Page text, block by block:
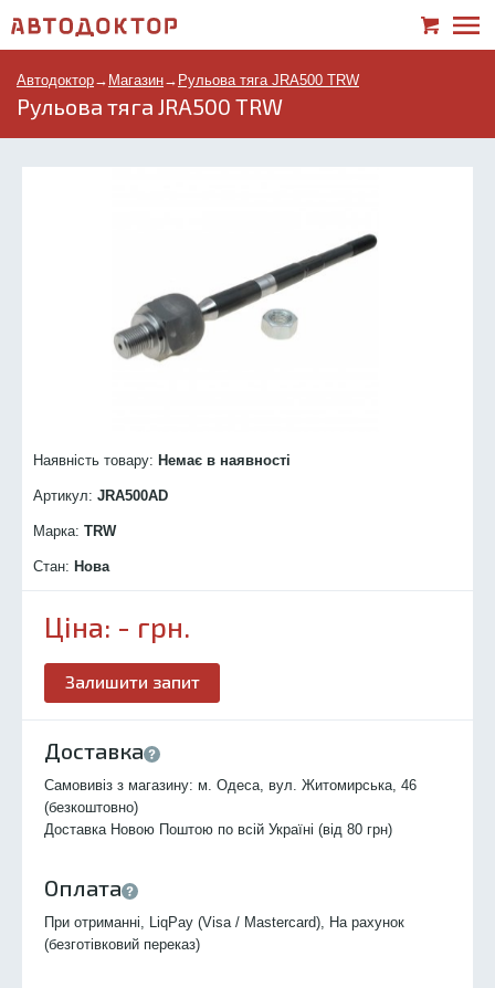
Автодоктор→ Магазин→ Рульова тяга JRA500 TRW
Рульова тяга JRA500 TRW
Наявність товару: Немає в наявності
Артикул: JRA500AD
Марка: TRW
Стан: Нова
Ціна: - грн.
Залишити запит
Доставка
Самовивіз з магазину: м. Одеса, вул. Житомирська, 46
(безкоштовно)
Доставка Новою Поштою по всій Україні (від 80 грн)
Оплата
При отриманні, LiqPay (Visa / Mastercard), На рахунок
(безготівковий переказ)